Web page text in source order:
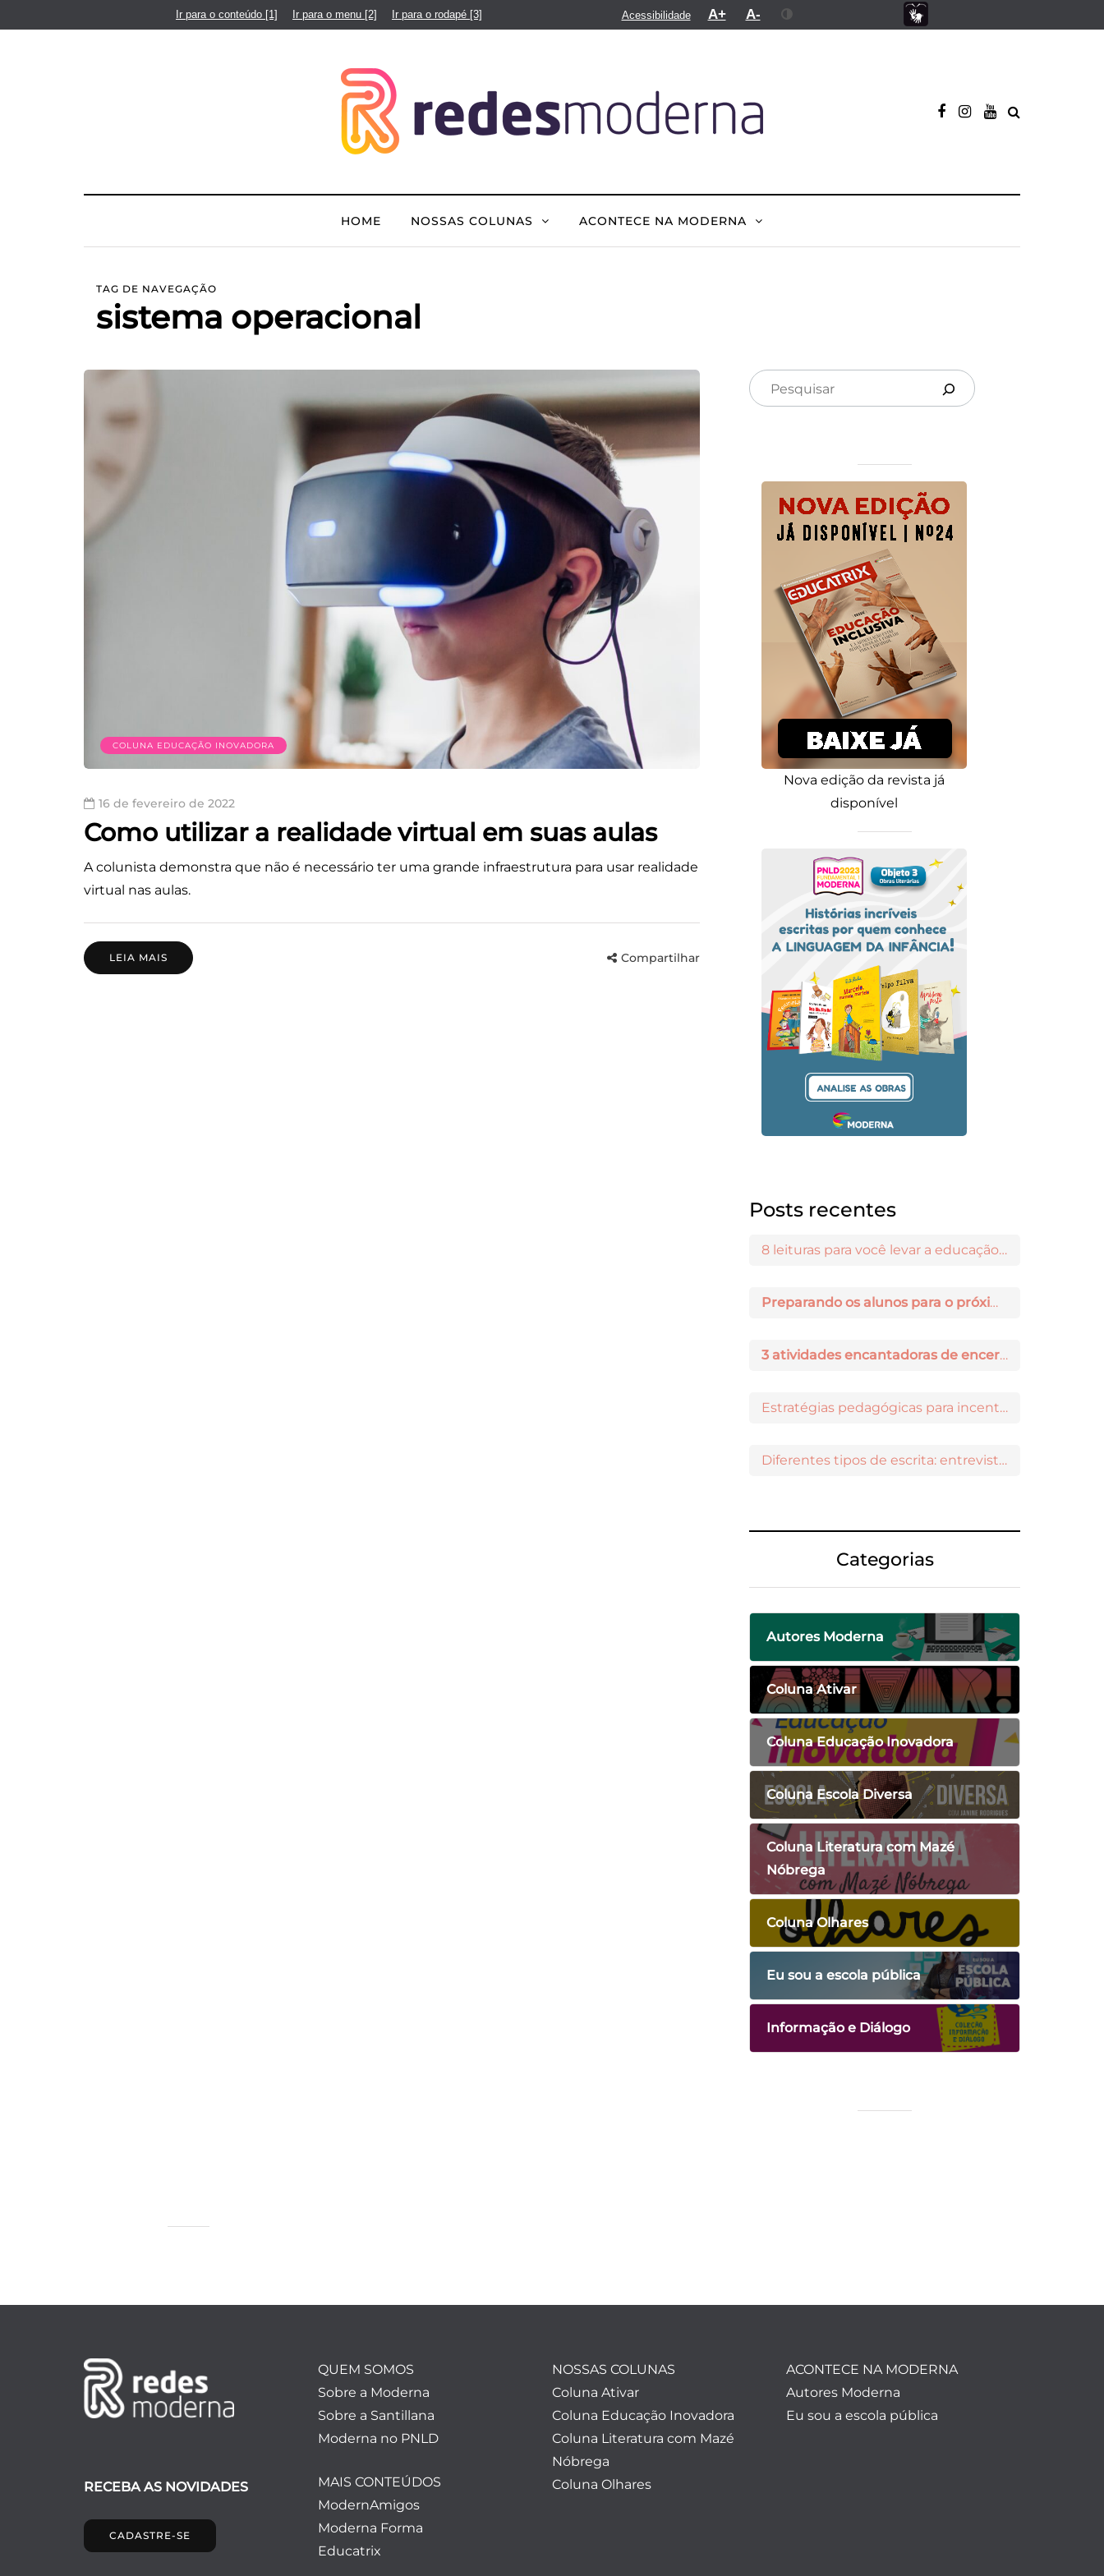
Ir para o conteúdo [1] Ir para o menu [2] Ir para o rodapé [3] Acessibilidade A+ A-
HOME NOSSAS COLUNAS ACONTECE NA MODERNA
TAG DE NAVEGAÇÃO
sistema operacional
COLUNA EDUCAÇÃO INOVADORA
16 de fevereiro de 2022
Como utilizar a realidade virtual em suas aulas
A colunista demonstra que não é necessário ter uma grande infraestrutura para usar realidade
virtual nas aulas.
LEIA MAIS Compartilhar
Nova edição da revista já
disponível
Posts recentes
8 leituras para você levar a educação maker para a sala de aula
Preparando os alunos para o próximo ano: 3 dicas práticas
3 atividades encantadoras de encerramento de ano letivo
Estratégias pedagógicas para incentivar a iniciação científica entre os estudantes
Diferentes tipos de escrita: entrevista com Ricardo Prado
Categorias
Autores Moderna
Coluna Ativar
Coluna Educação Inovadora
Coluna Escola Diversa
Coluna Literatura com Mazé
Nóbrega
Coluna Olhares
Eu sou a escola pública
Informação e Diálogo
RECEBA AS NOVIDADES
CADASTRE-SE
QUEM SOMOS
Sobre a Moderna
Sobre a Santillana
Moderna no PNLD
MAIS CONTEÚDOS
ModernAmigos
Moderna Forma
Educatrix
NOSSAS COLUNAS
Coluna Ativar
Coluna Educação Inovadora
Coluna Literatura com Mazé
Nóbrega
Coluna Olhares
ACONTECE NA MODERNA
Autores Moderna
Eu sou a escola pública